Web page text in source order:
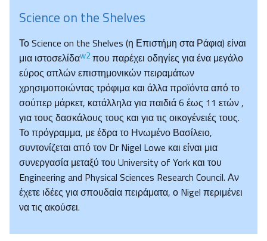
Science on the Shelves
Το Science on the Shelves (η Επιστήμη στα Ράφια) είναι
μια ιστοσελίδαw2που παρέχει οδηγίες για ένα μεγάλο
εύρος απλών επιστημονικών πειραμάτων
χρησιμοποιώντας τρόφιμα και άλλα προϊόντα από το
σούπερ μάρκετ, κατάλληλα για παιδιά 6 έως 11 ετών ,
για τους δασκάλους τους και για τις οικογένειές τους.
Το πρόγραμμα, με έδρα το Ηνωμένο Βασίλειο,
συντονίζεται από τον Dr Nigel Lowe και είναι μια
συνεργασία μεταξύ του University of York και του
Engineering and Physical Sciences Research Council. Αν
έχετε ιδέες για σπουδαία πειράματα, ο Nigel περιμένει
να τις ακούσει.